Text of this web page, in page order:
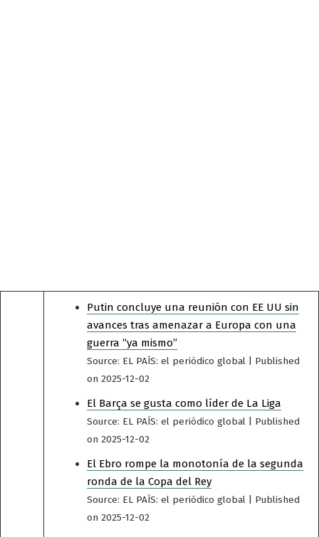
Putin concluye una reunión con EE UU sin
avances tras amenazar a Europa con una
guerra “ya mismo”
Source: EL PAÍS: el periódico global
Published
on 2025-12-02
El Barça se gusta como líder de La Liga
Source: EL PAÍS: el periódico global
Published
on 2025-12-02
El Ebro rompe la monotonía de la segunda
ronda de la Copa del Rey
Source: EL PAÍS: el periódico global
Published
on 2025-12-02